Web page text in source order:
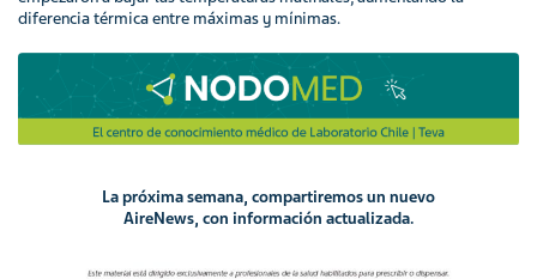
diferencia térmica entre máximas y mínimas.
La próxima semana, compartiremos un nuevo
AireNews, con información actualizada.